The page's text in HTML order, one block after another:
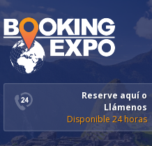
Reserve aquí o
Llámenos
Disponible 24 horas